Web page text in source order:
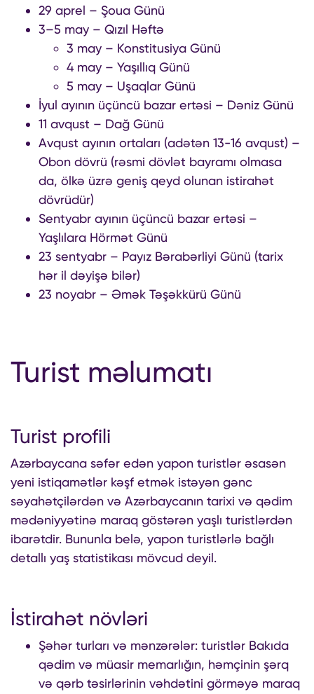
29 aprel – Şoua Günü
3–5 may – Qızıl Həftə
3 may – Konstitusiya Günü
4 may – Yaşıllıq Günü
5 may – Uşaqlar Günü
İyul ayının üçüncü bazar ertəsi – Dəniz Günü
11 avqust – Dağ Günü
Avqust ayının ortaları (adətən 13-16 avqust) –
Obon dövrü (rəsmi dövlət bayramı olmasa
da, ölkə üzrə geniş qeyd olunan istirahət
dövrüdür)
Sentyabr ayının üçüncü bazar ertəsi –
Yaşlılara Hörmət Günü
23 sentyabr – Payız Bərabərliyi Günü (tarix
hər il dəyişə bilər)
23 noyabr – Əmək Təşəkkürü Günü
Turist məlumatı
Turist profili
Azərbaycana səfər edən yapon turistlər əsasən
yeni istiqamətlər kəşf etmək istəyən gənc
səyahətçilərdən və Azərbaycanın tarixi və qədim
mədəniyyətinə maraq göstərən yaşlı turistlərdən
ibarətdir. Bununla belə, yapon turistlərlə bağlı
detallı yaş statistikası mövcud deyil.
İstirahət növləri
Şəhər turları və mənzərələr: turistlər Bakıda
qədim və müasir memarlığın, həmçinin şərq
və qərb təsirlərinin vəhdətini görməyə maraq